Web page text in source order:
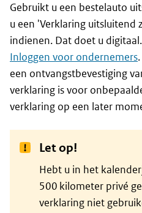
Gebruikt u een bestelauto
u een 'Verklaring uitsluitend
indienen. Dat doet u
Inloggen voor ondernemers
een ontvangstbevestiging
verklaring is voor
verklaring op een later
Let op!
Hebt u in het
500 kilometer privé
verklaring niet